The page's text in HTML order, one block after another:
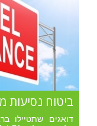
ביטוח נסיעות
דואגים שתטיילו